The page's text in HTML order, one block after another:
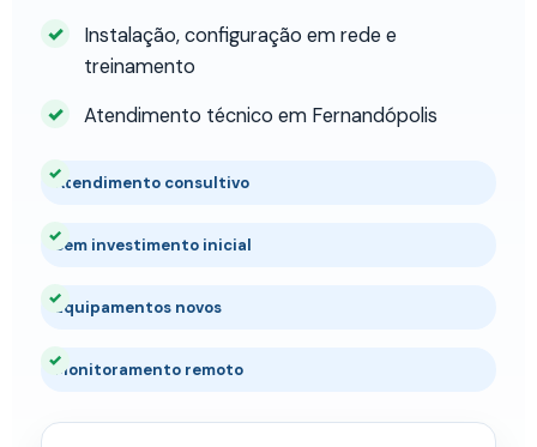
Instalação, configuração em rede e
treinamento
Atendimento técnico em Fernandópolis
Atendimento consultivo
Sem investimento inicial
Equipamentos novos
Monitoramento remoto